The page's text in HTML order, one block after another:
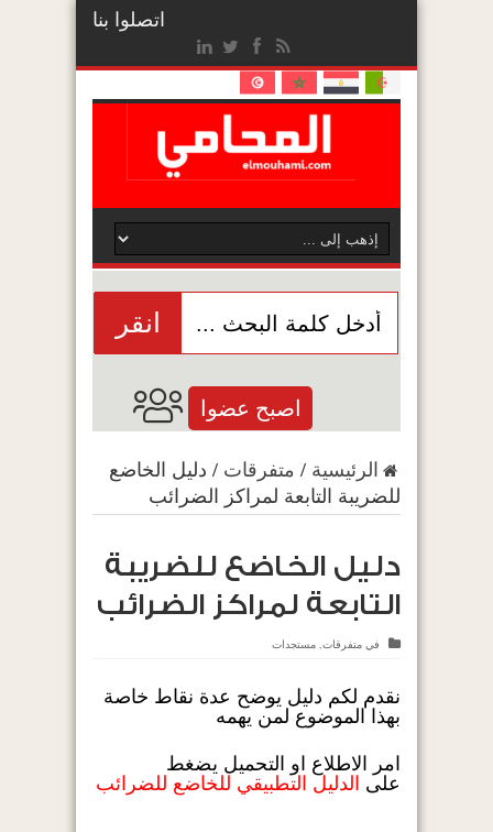
اتصلوا بنا
انقر
اصبح عضوا
الرئيسية / متفرقات / دليل الخاضع
للضريبة التابعة لمراكز الضرائب
دليل الخاضع للضريبة
التابعة لمراكز الضرائب
في متفرقات, مستجدات
نقدم لكم دليل يوضح عدة نقاط خاصة
بهذا الموضوع لمن يهمه
امر الاطلاع او التحميل يضغط
على الدليل التطبيقي للخاضع للضرائب